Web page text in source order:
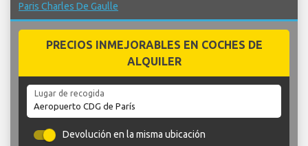
Paris Charles De Gaulle
PRECIOS INMEJORABLES EN COCHES DE
ALQUILER
Lugar de recogida
Devolución en la misma ubicación